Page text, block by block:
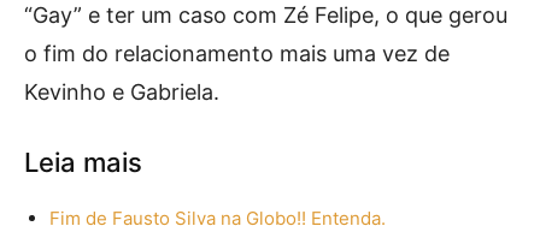
“Gay” e ter um caso com Zé Felipe, o que gerou
o fim do relacionamento mais uma vez de
Kevinho e Gabriela.
Leia mais
Fim de Fausto Silva na Globo!! Entenda.